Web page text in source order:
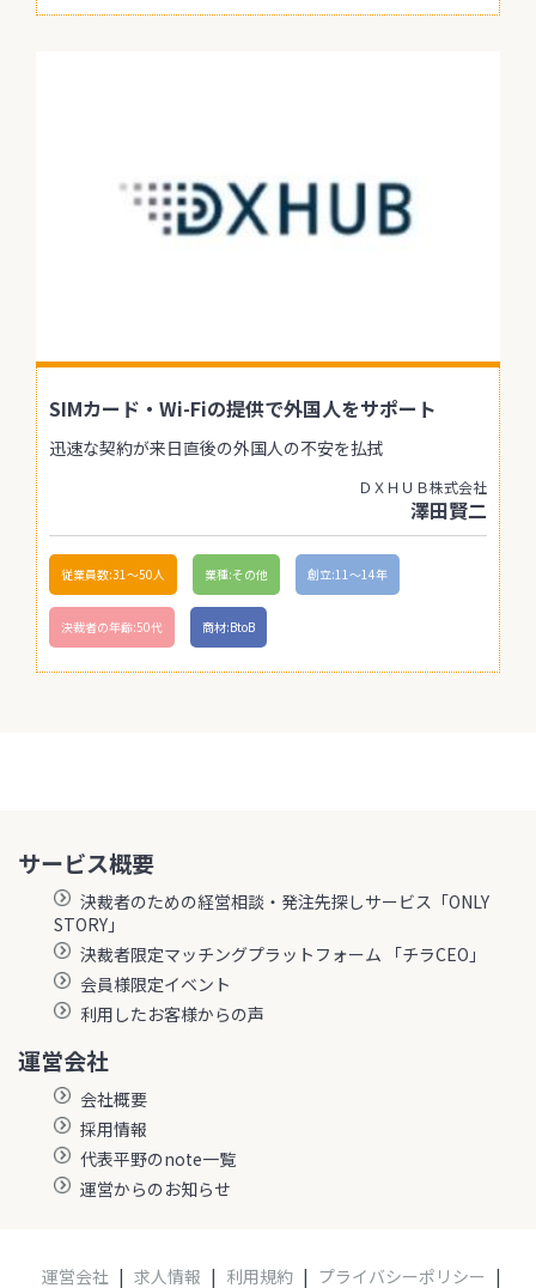
SIMカード・Wi-Fiの提供で外国人をサポート
迅速な契約が来日直後の外国人の不安を払拭
ＤＸＨＵＢ株式会社
澤田賢二
従業員数:31〜50人 業種:その他 創立:11〜14年
決裁者の年齢:50代 商材:BtoB
サービス概要
決裁者のための経営相談・発注先探しサービス「ONLY
STORY」
決裁者限定マッチングプラットフォーム 「チラCEO」
会員様限定イベント
利用したお客様からの声
運営会社
会社概要
採用情報
代表平野のnote一覧
運営からのお知らせ
運営会社 | 求人情報 | 利用規約 | プライバシーポリシー |